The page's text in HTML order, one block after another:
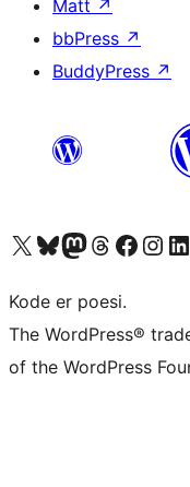
Matt ↗
bbPress ↗
BuddyPress ↗
Besøg vores X (tidligere Twitter) konto
Besøg vores Bluesky-konto
Besøg vores Mastodon konto
Besøg vores Threads-konto
Besøg vores Facebook side
Besøg voresBesøg
Kode er poesi.
The WordPress®
of the WordPress